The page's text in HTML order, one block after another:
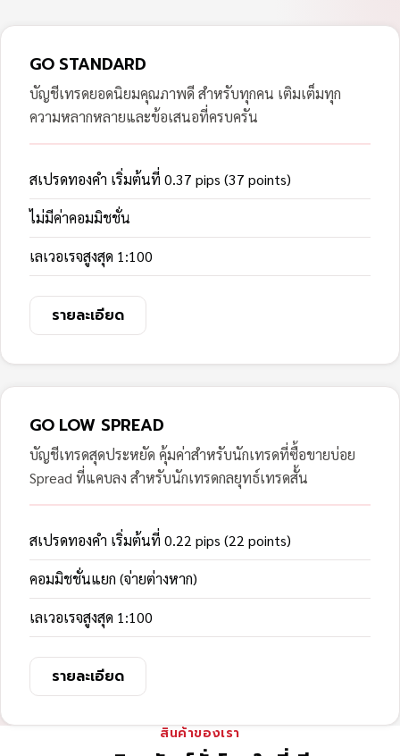
GO STANDARD
บัญชีเทรดยอดนิยมคุณภาพดี สำหรับทุกคน เติมเต็มทุก
ความหลากหลายและข้อเสนอที่ครบครัน
สเปรดทองคำ เริ่มต้นที่ 0.37 pips (37 points)
ไม่มีค่าคอมมิชชั่น
เลเวอเรจสูงสุด 1:100
รายละเอียด
GO LOW SPREAD
บัญชีเทรดสุดประหยัด คุ้มค่าสำหรับนักเทรดที่ซื้อขายบ่อย
Spread ที่แคบลง สำหรับนักเทรดกลยุทธ์เทรดสั้น
สเปรดทองคำ เริ่มต้นที่ 0.22 pips (22 points)
คอมมิชชั่นแยก (จ่ายต่างหาก)
เลเวอเรจสูงสุด 1:100
รายละเอียด
สินค้าของเรา